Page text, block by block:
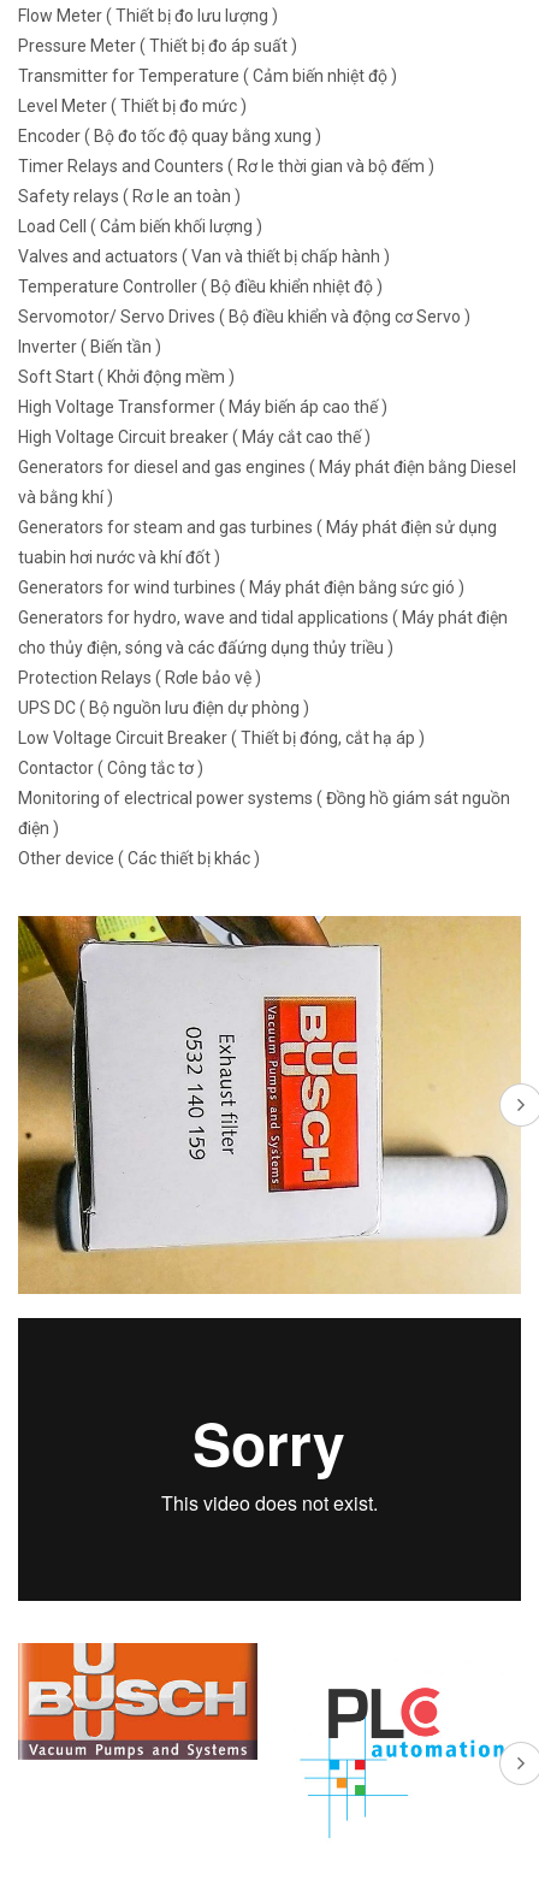
Flow Meter ( Thiết bị đo lưu lượng )
Pressure Meter ( Thiết bị đo áp suất )
Transmitter for Temperature ( Cảm biến nhiệt độ )
Level Meter ( Thiết bị đo mức )
Encoder ( Bộ đo tốc độ quay bằng xung )
Timer Relays and Counters ( Rơ le thời gian và bộ đếm )
Safety relays ( Rơ le an toàn )
Load Cell ( Cảm biến khối lượng )
Valves and actuators ( Van và thiết bị chấp hành )
Temperature Controller ( Bộ điều khiển nhiệt độ )
Servomotor/ Servo Drives ( Bộ điều khiển và động cơ Servo )
Inverter ( Biến tần )
Soft Start ( Khởi động mềm )
High Voltage Transformer ( Máy biến áp cao thế )
High Voltage Circuit breaker ( Máy cắt cao thế )
Generators for diesel and gas engines ( Máy phát điện bằng Diesel
và bằng khí )
Generators for steam and gas turbines ( Máy phát điện sử dụng
tuabin hơi nước và khí đốt )
Generators for wind turbines ( Máy phát điện bằng sức gió )
Generators for hydro, wave and tidal applications ( Máy phát điện
cho thủy điện, sóng và các đấứng dụng thủy triều )
Protection Relays ( Rơle bảo vệ )
UPS DC ( Bộ nguồn lưu điện dự phòng )
Low Voltage Circuit Breaker ( Thiết bị đóng, cắt hạ áp )
Contactor ( Công tắc tơ )
Monitoring of electrical power systems ( Đồng hồ giám sát nguồn
điện )
Other device ( Các thiết bị khác )